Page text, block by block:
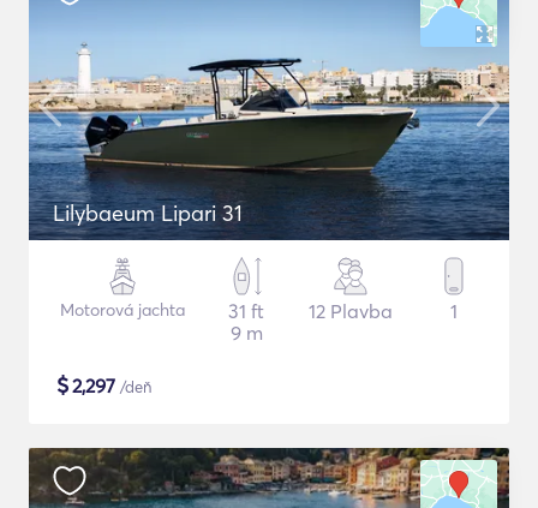
Lilybaeum Lipari 31
Motorová jachta
31 ft
9 m
12 Plavba 1
$2,297 /deň